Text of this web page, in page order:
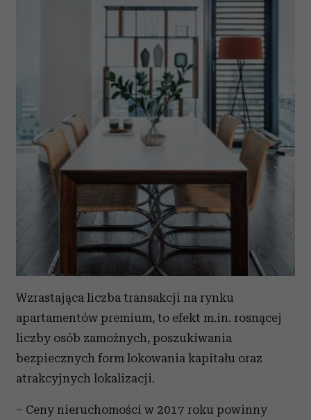
Wzrastająca liczba transakcji na rynku
apartamentów premium, to efekt m.in. rosnącej
liczby osób zamożnych, poszukiwania
bezpiecznych form lokowania kapitału oraz
atrakcyjnych lokalizacji.
– Ceny nieruchomości w 2017 roku powinny